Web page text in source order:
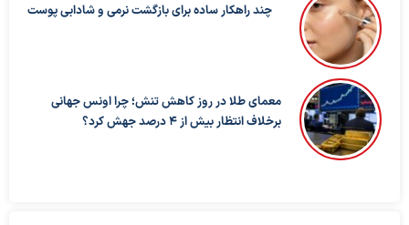
چند راهکار ساده برای بازگشت نرمی و شادابی پوست
معمای طلا در روز کاهش تنش؛ چرا اونس جهانی
برخلاف انتظار بیش از ۴ درصد جهش کرد؟